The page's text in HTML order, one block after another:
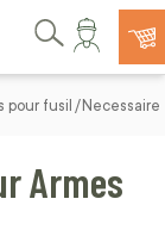
Rechercher
pour fusil
Armes